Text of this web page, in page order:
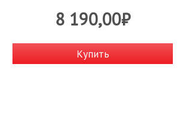
8 190,00₽
Купить